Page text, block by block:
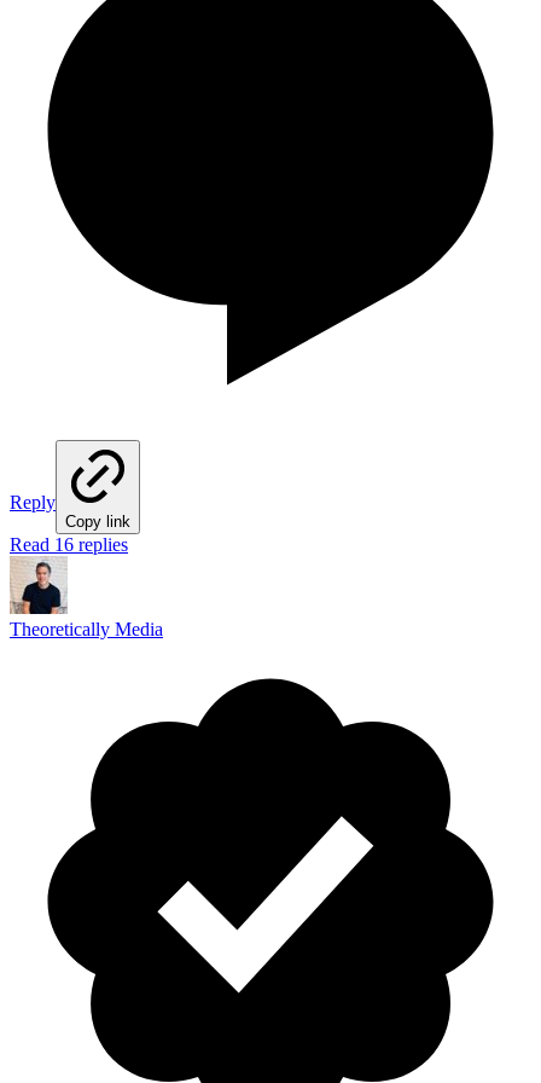
Reply
Copy link
Read 16 replies
Theoretically Media